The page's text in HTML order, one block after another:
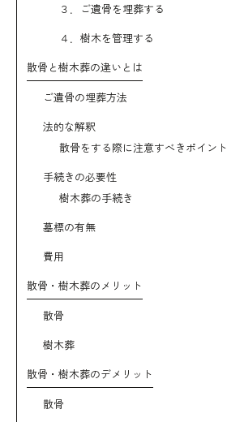
３．ご遺骨を埋葬する
４．樹木を管理する
散骨と樹木葬の違いとは
ご遺骨の埋葬方法
法的な解釈
散骨をする際に注意すべきポイント
手続きの必要性
樹木葬の手続き
墓標の有無
費用
散骨・樹木葬のメリット
散骨
樹木葬
散骨・樹木葬のデメリット
散骨